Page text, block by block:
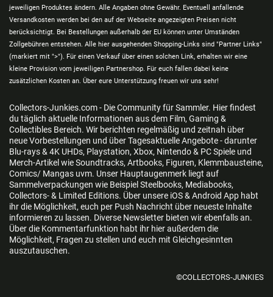
jeweiligen Produktes ändern. Alle Angaben ohne Gewähr. Eventuell anfallende
Versandkosten werden bei den auf der Webseite angezeigten Preisen nicht
berücksichtigt. Bei Bestellungen außerhalb der EU können unter Umständen
Zollgebühren entstehen. Alle hier ausgehenden Shopping-Links sind "Partner Links"
(markiert mit ">"). Für einen Verkauf über einen solchen Link, erhalten wir eine
kleine Provision vom jeweiligen Partnershop. Für euch fallen dabei keine
zusätzlichen Kosten an. Über eure Unterstützung freuen wir uns sehr!
Collectors-Junkies.com - Die Community für Sammler. Hier findest
du täglich aktuelle Informationen aus dem Film, Gaming &
Collectibles Bereich. Wir berichten regelmäßig und zeitnah über
neue Vorbestellungen und über Tagesaktuelle Angebote - darunter
Blu-rays & 4K UHDs, Playstation, Xbox, Nintendo & PC Spiele und
Merch-Artikel wie Soundtracks, Artbooks, Figuren, Klemmbausteine,
Comics/ Mangas uvm. Unser Hauptaugenmerk liegt auf
Sammelverpackungen wie Beispiel Steelbooks, Mediabooks,
Collectors- & Limited Editions. Über unsere iOS & Android App habt
ihr die Möglichkeit, euch per Push Nachricht über neueste Inhalte
informieren zu lassen. Diverse Newsletter bieten wir ebenfalls an.
Über die Kommentarfunktion habt ihr hier außerdem die
Möglichkeit, Fragen zu stellen und euch mit Gleichgesinnten
auszutauschen.
©COLLECTORS-JUNKIES